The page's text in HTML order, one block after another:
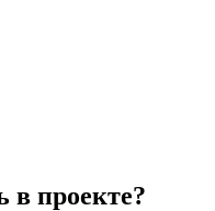
в проекте?